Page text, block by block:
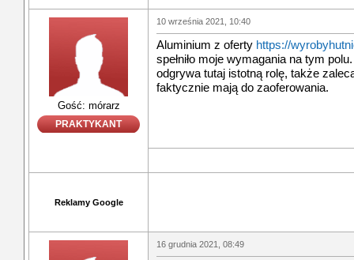
Gość: mórarz
PRAKTYKANT
10 września 2021, 10:40
Aluminium z oferty https://
spełniło moje wymagania na tym
odgrywa tutaj istotną rolę, także
faktycznie mają do zaoferowania.
Reklamy Google
16 grudnia 2021, 08:49